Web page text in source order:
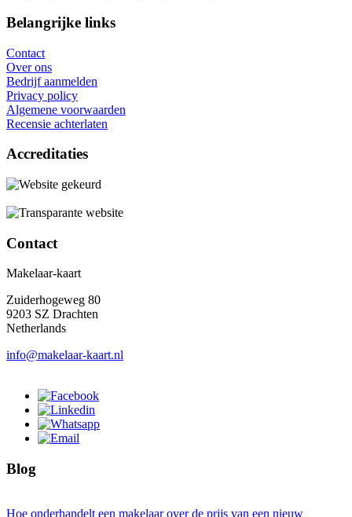
Belangrijke links
Contact
Over ons
Bedrijf aanmelden
Privacy policy
Algemene voorwaarden
Recensie achterlaten
Accreditaties
Contact
Makelaar-kaart
Zuiderhogeweg 80
9203 SZ Drachten
Netherlands
info@makelaar-kaart.nl
Blog
Hoe onderhandelt een makelaar over de prijs van een nieuw